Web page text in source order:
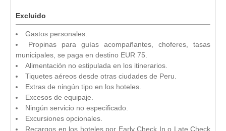
Excluido
Gastos personales.
Propinas para guías acompañantes, choferes, tasas
municipales, se paga en destino EUR 75.
Alimentación no estipulada en los itinerarios.
Tiquetes aéreos desde otras ciudades de Peru.
Extras de ningún tipo en los hoteles.
Excesos de equipaje.
Ningún servicio no especificado.
Excursiones opcionales.
Recargos en los hoteles por Early Check In o Late Check